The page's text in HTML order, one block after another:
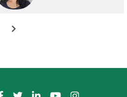
Pagina successiva